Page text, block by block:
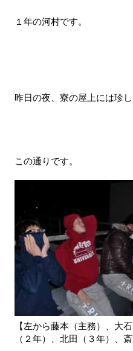
１年の河村です。
昨日の夜、寮の屋上には珍
この通りです。
【左から藤本（主務）、大
（２年）、北田（３年）、